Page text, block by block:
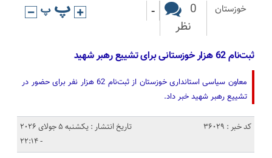
خوزستان
0
نظر
-
ثبت‌نام 62 هزار خوزستانی برای تشییع رهبر شهید
معاون سیاسی استانداری خوزستان از ثبت‌نام 62 هزار نفر برای حضور در
تشییع رهبر شهید خبر داد.
کد خبر : 36029
تاریخ انتشار : یکشنبه 5 جولای 2026
- 22:14